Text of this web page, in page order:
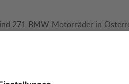
271 BMW Motorräder in
im Zeitraum zwischen Februar
auf Anfrage mit, dass
beschädigt werden kann.
Lage des